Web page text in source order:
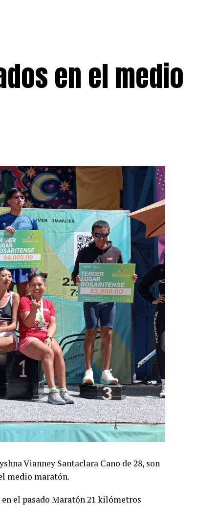
en el medio
Vianney Santaclara Cano de 28, son
medio maratón.
en el pasado Maratón 21 kilómetros